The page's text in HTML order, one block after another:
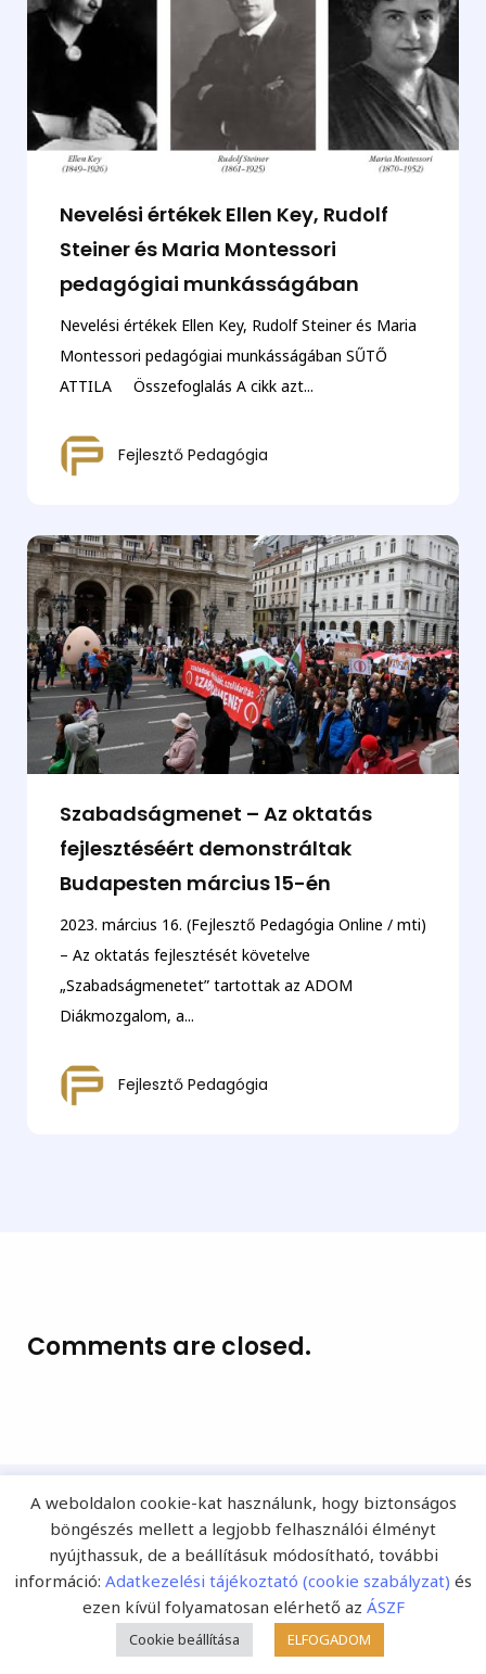
Nevelési értékek Ellen Key, Rudolf
Steiner és Maria Montessori
pedagógiai munkásságában
Nevelési értékek Ellen Key, Rudolf Steiner és Maria
Montessori pedagógiai munkásságában SŰTŐ
ATTILA Összefoglalás A cikk azt...
Fejlesztő Pedagógia
Szabadságmenet – Az oktatás
fejlesztéséért demonstráltak
Budapesten március 15-én
2023. március 16. (Fejlesztő Pedagógia Online / mti)
– Az oktatás fejlesztését követelve
„Szabadságmenetet” tartottak az ADOM
Diákmozgalom, a...
Fejlesztő Pedagógia
Comments are closed.
Népszerű témák
A weboldalon cookie-kat használunk, hogy biztonságos
böngészés mellett a legjobb felhasználói élményt
nyújthassuk, de a beállításuk módosítható, további
információ: Adatkezelési tájékoztató (cookie szabályzat) és
ezen kívül folyamatosan elérhető az ÁSZF
Cookie beállítása ELFOGADOM